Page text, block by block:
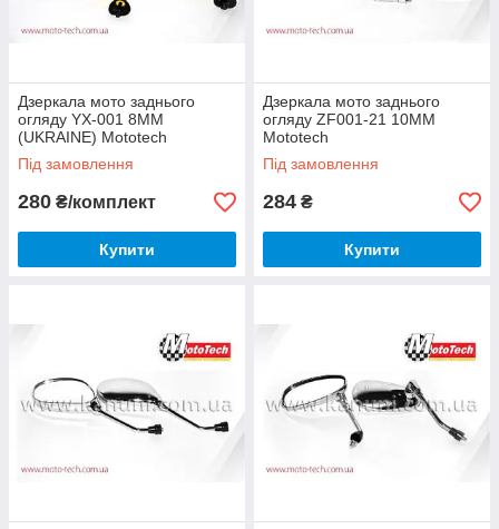
Дзеркала мото заднього
огляду YX-001 8ММ
(UKRAINE) Mototech
Під замовлення
280 ₴/комплект
Купити
Дзеркала мото заднього
огляду ZF001-21 10ММ
Mototech
Під замовлення
284 ₴
Купити